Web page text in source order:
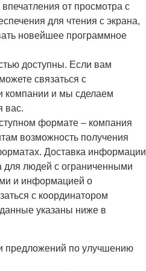
от просмотра с
для чтения с экрана,
новейшее программное
доступны. Если вам
связаться с
компании и мы сделаем
вас.
формате – компания
возможность получения
Доставка информации
для людей с ограниченными
и информацией о
с координатором
указаны ниже в
предложений по улучшению